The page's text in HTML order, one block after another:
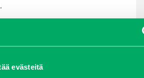
evästeitä
MODERN
4LIT